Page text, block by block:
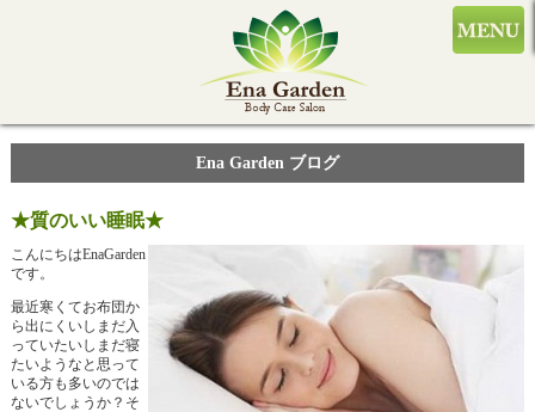
Ena Garden ブログ
★質のいい睡眠★
こんにちはEnaGarden
です。
最近寒くてお布団か
ら出にくいしまだ入
っていたいしまだ寝
たいようなと思って
いる方も多いのでは
ないでしょうか？そ